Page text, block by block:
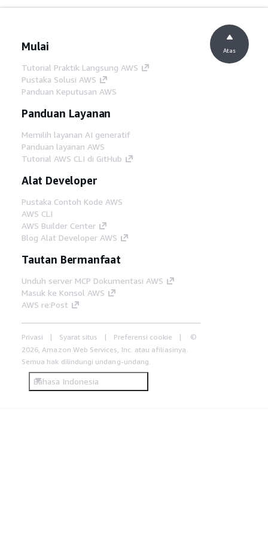
Mulai
Tutorial Praktik Langsung AWS
Pustaka Solusi AWS
Panduan Keputusan AWS
Panduan Layanan
Memilih layanan AI generatif
Panduan layanan AWS
Tutorial AWS CLI di GitHub
Alat Developer
Pustaka Contoh Kode AWS
AWS CLI
AWS Builder Center
Blog Alat Developer AWS
Tautan Bermanfaat
Unduh server MCP Dokumentasi AWS
Masuk ke Konsol AWS
AWS re:Post
Privasi Syarat situs Preferensi cookie
©
2026, Amazon Web Services, Inc. atau afiliasinya.
Semua hak dilindungi undang-undang.
Bahasa Indonesia
Atas